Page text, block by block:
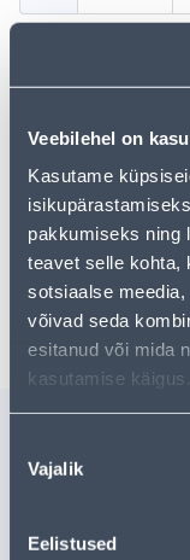
Veebilehel on
Kasutame
pakkumiseks ning
teavet selle kohta,
sotsiaalse
võivad seda
esitanud või mida
kasutamise käigus.
valik
Vajalik
Eelistused
Eeldatav
Tarne
Poest kätte,
Sarnased tooted